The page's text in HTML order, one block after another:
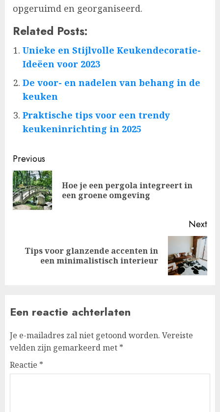
opgeruimd en georganiseerd.
Related Posts:
Unieke en Stijlvolle Keukendecoratie-
Ideëen voor 2023
De voor- en nadelen van behang in de
keuken
Praktische tips voor een trendy
keukeninrichting in 2025
Post
navigation
Previous
Hoe je een pergola integreert in
een groene omgeving
Next
NextTips voor glanzende accenten in
een minimalistisch interieur
Een reactie achterlaten
Je e-mailadres zal niet getoond worden. Vereiste
velden zijn gemarkeerd met *
Reactie *